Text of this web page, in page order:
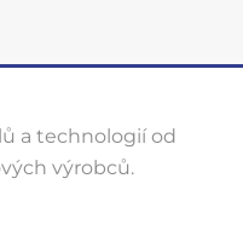
a technologií od
výrobců.